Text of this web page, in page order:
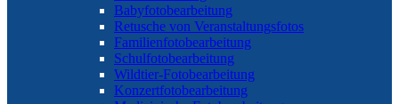
Babyfotobearbeitung
Retusche von Veranstaltungsfotos
Familienfotobearbeitung
Schulfotobearbeitung
Wildtier-Fotobearbeitung
Konzertfotobearbeitung